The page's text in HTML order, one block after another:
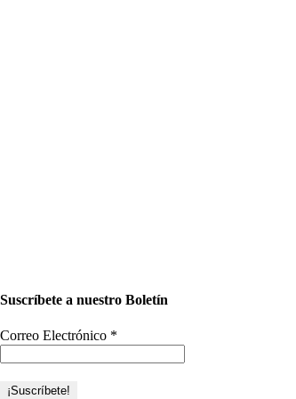
Suscríbete a nuestro Boletín
Correo Electrónico *